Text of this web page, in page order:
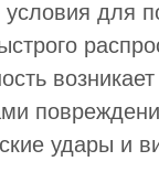
для
удары и